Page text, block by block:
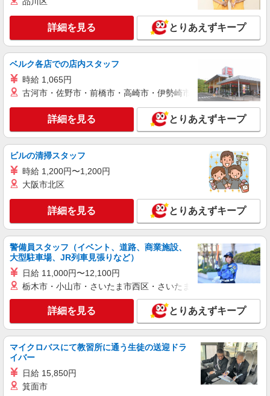
+゜・。○。・゜+゜・。○。・゜+゜ 入社祝い金10
万円支給(規定有) お友達を紹介頂くと, インセンテ
ィブ支給(規定有) ★月2回払い・週払い可能（規程
有）★ ゜・。○。・゜+゜・。○。・゜+゜
詳細を見る
派遣社員
株式会社シエロ
【docomo】の携帯販売スタッフ
時給1300円〜 ※残業代支給 ★交通費別途支給
（規定あり） ゜+゜・。○。・゜+゜・。○。・゜
+゜ 入社祝い金10万円支給(規定有) お友達を紹介
頂くと, インセンティブ支給(規定有) ★月2回払
い・週払い可能（規程有）★ ゜・。○。・゜
+゜・。○。・゜+゜
沖縄県那覇市のdocomoショップ
キープ 詳細を見る
紹介予定派遣
人気機種に詳しくなれる携帯販売
【softbank】
時給1400円〜 ※残業代支給 ★交通費別途支給
（規定あり） ゜+゜・。○。・゜+゜・。○。・゜
+゜ 入社祝い金10万円支給(規定有) お友達を紹介
頂くと, インセンティブ支給(規定有) ★月2回払
い・週払い可能（規程有）★ ゜・。○。・゜
+゜・。○。・゜+゜
沖縄県那覇市の家電量販店
キープ 詳細を見る
紹介予定派遣
株式会社シエロ
【ドコモ】の店舗スタッフ
時給1300円〜 ※残業代支給 ★交通費別途支給
沖縄県那覇市のdocomoショップ
詳細を見る とりあえずキープ
ベルク各店での店内スタッフ
時給 1,065円
古河市・佐野市・前橋市・高崎市・伊勢崎市・太田市・館林市
詳細を見る とりあえずキープ
ビルの清掃スタッフ
時給 1,200円〜1,200円
大阪市北区
詳細を見る とりあえずキープ
警備員スタッフ（イベント、道路、商業施設、
大型駐車場、JR列車見張りなど）
日給 11,000円〜12,100円
栃木市・小山市・さいたま市西区・さいたま市岩槻区・久喜市・
詳細を見る とりあえずキープ
マイクロバスにて教習所に通う生徒の送迎ドラ
イバー
日給 15,850円
箕面市